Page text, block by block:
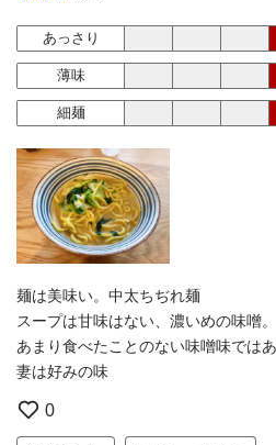
あっさり
薄味
細麺
麺は美味い。中太ちぢれ麺
スープは甘味はない、濃いめの味噌。
あまり食べたことのない味噌味では
妻は好みの味
0